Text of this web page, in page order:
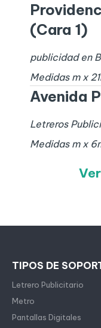
(Cara 1)
publicidad en
Medidas m x 21
Avenida
Letreros
Medidas m x 6
TIPOS DE
Letrero Publicitario
Metro
Pantallas Digitales